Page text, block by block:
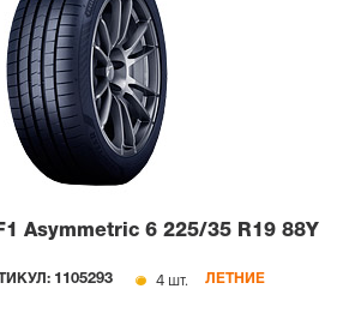
Asymmetric 6 225/35 R19 88Y
1105293 4 шт. ЛЕТНИЕ